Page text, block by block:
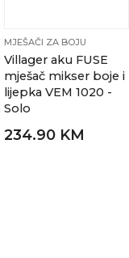
MJEŠAČI ZA BOJU
Villager aku FUSE
mješač mikser boje i
lijepka VEM 1020 -
Solo
234.90 KM